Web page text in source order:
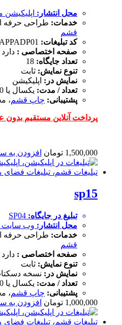
محل انتشار: اپلیکیشن
خدمات: طراحی حرفه
قشم
کد تبلیغات:
صفحه اختصاصی : دارد
تعداد جایگاه:
تنوع نمایش: ثابت
نمایش در: اپلیکیشن
تعداد / مدت: یکسال یا 1000 نمایش
پشتیبانی: چاپ قشم،
پرداخت آنلاین مستقیم
1,500,000 تومان افزودن به
sp15
تبلیغ در جایگاه:
محل انتشار: وب سایت
خدمات: طراحی حرفه
قشم
صفحه اختصاصی : دارد
تنوع نمایش: ثابت
نمایش در: نسخه
تعداد / مدت: یکسال یا 1000 نمایش
پشتیبانی: چاپ قشم،
1,000,000 تومان افزودن به